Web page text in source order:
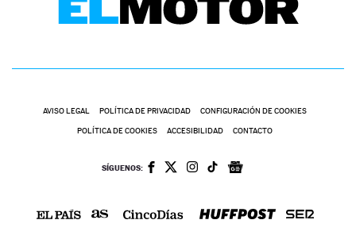
AVISO LEGAL POLÍTICA DE PRIVACIDAD CONFIGURACIÓN DE COOKIES
POLÍTICA DE COOKIES ACCESIBILIDAD CONTACTO
SÍGUENOS: